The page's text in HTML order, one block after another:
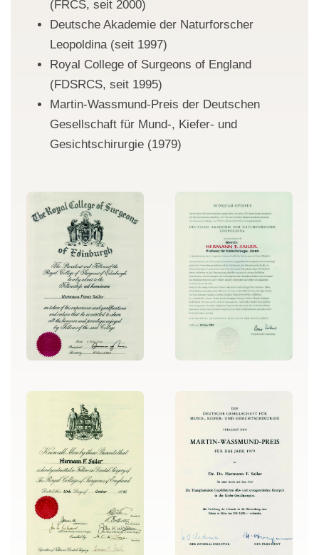
(FRCS, seit 2000)
Deutsche Akademie der Naturforscher
Leopoldina (seit 1997)
Royal College of Surgeons of England
(FDSRCS, seit 1995)
Martin-Wassmund-Preis der Deutschen
Gesellschaft für Mund-, Kiefer- und
Gesichtschirurgie (1979)